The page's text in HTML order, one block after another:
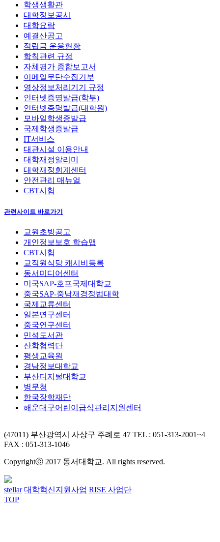
학생생활관
대학정보공시
대학요람
예결산공고
적립금 운용현황
학칙관련 규정
자체평가 종합보고서
이메일무단수집거부
영상정보처리기기 규정
인터넷증명발급(학부)
인터넷증명발급(대학원)
모바일학생증발급
국제학생증발급
IT서비스
대관시설 이용안내
대학재정알리미
대학재정회계센터
안전관리 매뉴얼
CBT시험
관련사이트 바로가기
교원초빙공고
개인정보보호 학습맵
CBT시험
교직원식당 캐시비등록
동서미디어센터
미국SAP-호프국제대학교
중국SAP-중남재경정법대학
국제교류센터
일본연구센터
중국연구센터
민석도서관
산학협력단
평생교육원
경남정보대학교
부산디지털대학교
병무청
한국장학재단
해운대구어린이급식관리지원센터
(47011) 부산광역시 사상구 주례로 47 TEL : 051-313-2001~4
FAX : 051-313-1046
Copyrightⓒ 2017 동서대학교. All rights reserved.
stellar 대학혁신지원사업 RISE 사업단
TOP